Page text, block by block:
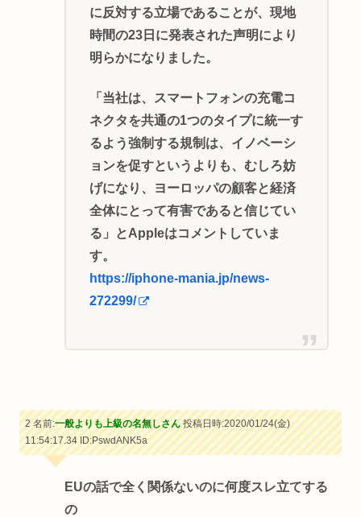
に反対する立場であることが、現地
時間の23日に発表された声明により
明らかになりました。
「当社は、スマートフォンの充電コ
ネクタを共通の1つのタイプに統一す
るよう強制する規制は、イノベーシ
ョンを促すというよりも、むしろ妨
げになり、ヨーロッパの顧客と経済
全体にとって有害であると信じてい
る」とAppleはコメントしていま
す。
https://iphone-mania.jp/news-
272299/
2 名前:一般よりも上級の名無しさん投稿日時:2020/01/24(金)
11:54:17.34ID:PswdANK5a
EUの話で全く関係ないのに何度スレ立てする
の